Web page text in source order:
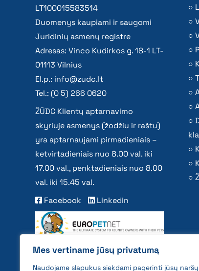
Mes vertiname jūsų privatumą
Naudojame slapukus siekdami pagerinti jūsų
LT100015583514
Duomenys kaupiami ir saugomi
Juridinių asmenų registre
Adresas: Vinco Kudirkos g. 18-1 LT-
01113 Vilnius
El.p.: info@zudc.lt
Tel.: (0 5) 266 0620
ŽŪDC Klientų aptarnavimo
skyriuje asmenys (žodžiu ir raštu)
yra aptarnaujami pirmadieniais –
ketvirtadieniais nuo 8.00 val. iki
17.00 val., penktadieniais nuo 8.00
val. iki 15.45 val.
Facebook
Linkedin